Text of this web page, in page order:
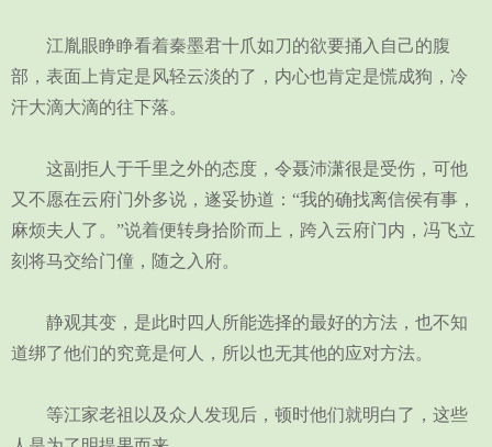
江胤眼睁睁看着秦墨君十爪如刀的欲要捅入自己的腹
部，表面上肯定是风轻云淡的了，内心也肯定是慌成狗，冷
汗大滴大滴的往下落。
这副拒人于千里之外的态度，令聂沛潇很是受伤，可他
又不愿在云府门外多说，遂妥协道：“我的确找离信侯有事，
麻烦夫人了。”说着便转身拾阶而上，跨入云府门内，冯飞立
刻将马交给门僮，随之入府。
静观其变，是此时四人所能选择的最好的方法，也不知
道绑了他们的究竟是何人，所以也无其他的应对方法。
等江家老祖以及众人发现后，顿时他们就明白了，这些